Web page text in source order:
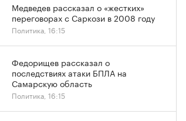
Медведев рассказал о «жестких»
переговорах с Саркози в 2008 году
Политика, 16:15
Федорищев рассказал о
последствиях атаки БПЛА на
Самарскую область
Политика, 16:15